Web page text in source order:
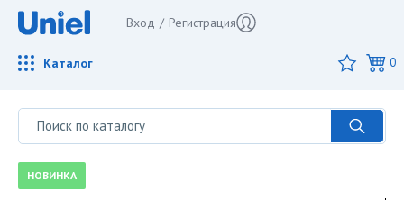
Вход / Регистрация
Каталог 0
НОВИНКА